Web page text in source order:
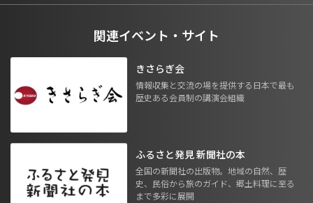
関連イベント・サイト
きさらぎ会
情報収集と交流の場を提供する日本で最も
歴史ある会員制の講演会組織
ふるさと発見 新聞社の本
全国の新聞社の出版物。地域の自然、歴
史、民俗から旅のガイド、郷土料理に至る
まで多彩に展開